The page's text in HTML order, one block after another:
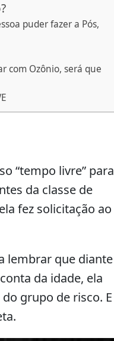
puder fazer a Pós,
com Ozônio, será que
“tempo livre” para
da classe de
fez solicitação ao
lembrar que diante
da idade, ela
grupo de risco. E